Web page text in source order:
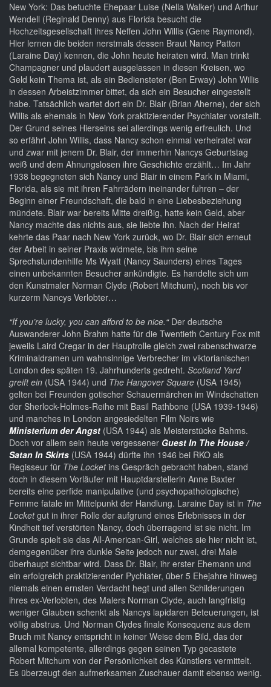
New York: Das betuchte Ehepaar Luise (Nella Walker) und Arthur
Wendell (Reginald Denny) aus Florida besucht die
Hochzeitsgesellschaft ihres Neffen John Willis (Gene Raymond).
Hier lernen die beiden nerstmals dessen Braut Nancy Patton
(Laraine Day) kennen, die John heute heiraten wird. Man trinkt
Champagner und plaudert ausgelassen in diesen Kreisen, wo
Geld kein Thema ist, als ein Bediensteter (Ben Erway) John Willis
in dessen Arbeistzimmer bittet, da sich ein Besucher eingestellt
habe. Tatsächlich wartet dort ein Dr. Blair (Brian Aherne), der sich
Willis als ehemals in New York praktizierender Psychiater vorstellt.
Der Grund seines Hierseins sei allerdings wenig erfreulich. Und
so erfährt John Willis, dass Nancy schon einmal verheiratet war
und zwar mit jenem Dr. Blair, der immerhin Nancys Geburtstag
weiß und dem Ahnungslosen ihre Geschichte erzählt… Im Jahr
1938 begegneten sich Nancy und Blair in einem Park in Miami,
Florida, als sie mit ihren Fahrrädern ineinander fuhren – der
Beginn einer Freundschaft, die bald in eine Liebesbeziehung
mündete. Blair war bereits Mitte dreißig, hatte kein Geld, aber
Nancy machte das nichts aus, sie liebte ihn. Nach der Heirat
kehrte das Paar nach New York zurück, wo Dr. Blair sich erneut
der Arbeit in seiner Praxis widmete, bis ihm seine
Sprechstundenhilfe Ms Wyatt (Nancy Saunders) eines Tages
einen unbekannten Besucher ankündigte. Es handelte sich um
den Kunstmaler Norman Clyde (Robert Mitchum), noch bis vor
kurzerm Nancys Verlobter…
“If you’re lucky, you can afford to be nice.“Der deutsche
Auswanderer John Brahm hatte für die Twentieth Century Fox mit
jeweils Laird Cregar in der Hauptrolle gleich zwei rabenschwarze
Kriminaldramen um wahnsinnige Verbrecher im viktorianischen
London des späten 19. Jahrhunderts gedreht. Scotland Yard
greift ein (USA 1944) und The Hangover Square (USA 1945)
gelten bei Freunden gotischer Schauermärchen im Windschatten
der Sherlock-Holmes-Reihe mit Basil Rathbone (USA 1939-1946)
und manches in London angesiedelten Film Noirs wie
Ministerium der Angst (USA 1944) als Meisterstücke Bahms.
Doch vor allem sein heute vergessener Guest In The House /
Satan In Skirts (USA 1944) dürfte ihn 1946 bei RKO als
Regisseur für The Locketins Gespräch gebracht haben, stand
doch in diesem Vorläufer mit Hauptdarstellerin Anne Baxter
bereits eine perfide manipulative (und psychopathologische)
Femme fatale im Mittelpunkt der Handlung. Laraine Day ist in The
Locketgut in ihrer Rolle der aufgrund eines Erlebnisses in der
Kindheit tief verstörten Nancy, doch überragend ist sie nicht. Im
Grunde spielt sie das All-American-Girl, welches sie hier nicht ist,
demgegenüber ihre dunkle Seite jedoch nur zwei, drei Male
überhaupt sichtbar wird. Dass Dr. Blair, ihr erster Ehemann und
ein erfolgreich praktizierender Pychiater, über 5 Ehejahre hinweg
niemals einen ernsten Verdacht hegt und allen Schilderungen
ihres ex-Verlobten, des Malers Norman Clyde, auch langfristig
weniger Glauben schenkt als Nancys lapidaren Beteuerungen, ist
völlig abstrus. Und Norman Clydes finale Konsequenz aus dem
Bruch mit Nancy entspricht in keiner Weise dem Bild, das der
allemal kompetente, allerdings gegen seinen Typ gecastete
Robert Mitchum von der Persönlichkeit des Künstlers vermittelt.
Es überzeugt den aufmerksamen Zuschauer damit ebenso wenig.